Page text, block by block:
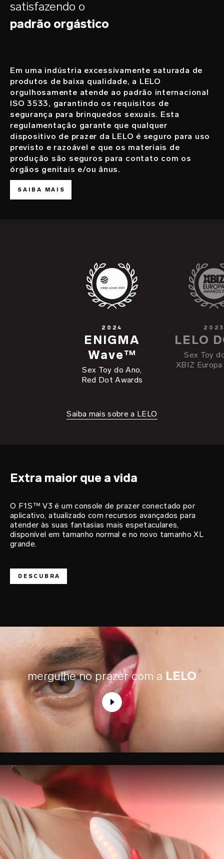
satisfazendo o
padrão orgástico
Em uma indústria excessivamente saturada de
produtos de baixa qualidade, a LELO
orgulhosamente atende ao padrão internacional
ISO 3533, garantindo os requisitos de
segurança para brinquedos sexuais. Esta
regulamentação garante que qualquer
dispositivo de prazer da LELO é seguro para uso
previsto e razoável e que os materiais de
produção são seguros para contato com os
órgãos genitais e/ou ânus.
SAIBA MAIS
2024
ENIGMA
Wave™
Sex Toy do Ano,
Red Dot Awards
2023
LELO
Sex Toy
XBIZ
Saiba mais sobre a LELO
do prazer
Extra maior que a vida
O F1S™ V3 é um console de prazer conectado por
aplicativo, atualizado com recursos avançados para
atender às suas fantasias mais espetaculares,
disponível em tamanho normal e no novo tamanho XL
grande.
DESCUBRA
mergulhe no prazer com a LELO